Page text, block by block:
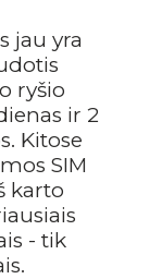
jau yra
ryšio
ir 2
Kitose
SIM
karto
- tik